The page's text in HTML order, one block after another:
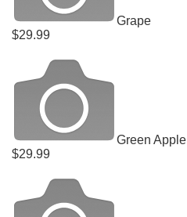
Grape
$29.99
Green Apple
$29.99